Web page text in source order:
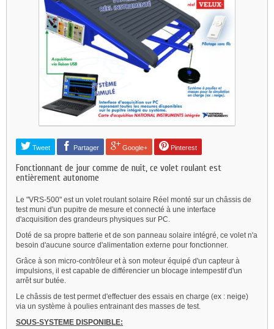
Tweet Partager Google+ Pinterest
Fonctionnant de jour comme de nuit, ce volet roulant est
entièrement autonome
Le "VRS-500" est un volet roulant solaire Réel monté sur un châssis de
test muni d'un pupitre de mesure et connecté à une interface
d'acquisition des grandeurs physiques sur PC.
Doté de sa propre batterie et de son panneau solaire intégré, ce volet n'a
besoin d'aucune source d'alimentation externe pour fonctionner.
Grâce à son micro-contrôleur et à son moteur équipé d'un capteur à
impulsions, il est capable de différencier un blocage intempestif d'un
arrêt sur butée.
Le châssis de test permet d'effectuer des essais en charge (ex : neige)
via un système à poulies entrainant des masses de test.
SOUS-SYSTEME DISPONIBLE: